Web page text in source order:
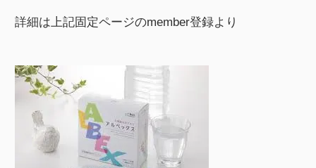
詳細は上記固定ページのmember登録より